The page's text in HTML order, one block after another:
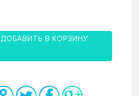
ДОБАВИТЬ В КОРЗИНУ